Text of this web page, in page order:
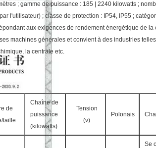
; gamme de puissance : 185 | 2240 kilowatts ;
l'utilisateur) ; classe de protection : IP54, IP55 ;
aux exigences de rendement énergétique de
machines générales et convient à des industries
la centrale etc.
de
taille
Chaîne de
puissance
(kilowatts)
Tension
(v)
Polonais
Se